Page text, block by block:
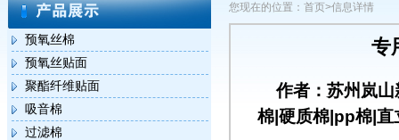
预氧丝棉
预氧丝贴面
聚酯纤维贴面
吸音棉
过滤棉
您现在的位置：首页>信息详情
专
作者：苏州岚
棉|硬质棉|pp棉|